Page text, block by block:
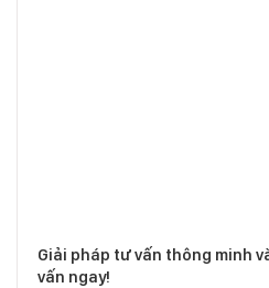
Giải pháp tư vấn thông minh
vấn ngay!